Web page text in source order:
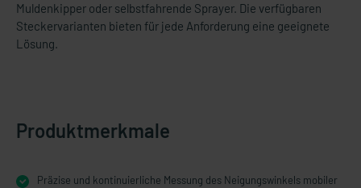
Muldenkipper oder selbstfahrende Sprayer. Die verfügbaren
Steckervarianten bieten für jede Anforderung eine geeignete
Lösung.
Produktmerkmale
Präzise und kontinuierliche Messung des Neigungswinkels mobiler